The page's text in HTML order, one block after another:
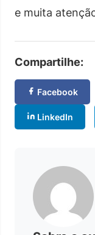
e muita
Compartilhe:
Facebook
LinkedIn